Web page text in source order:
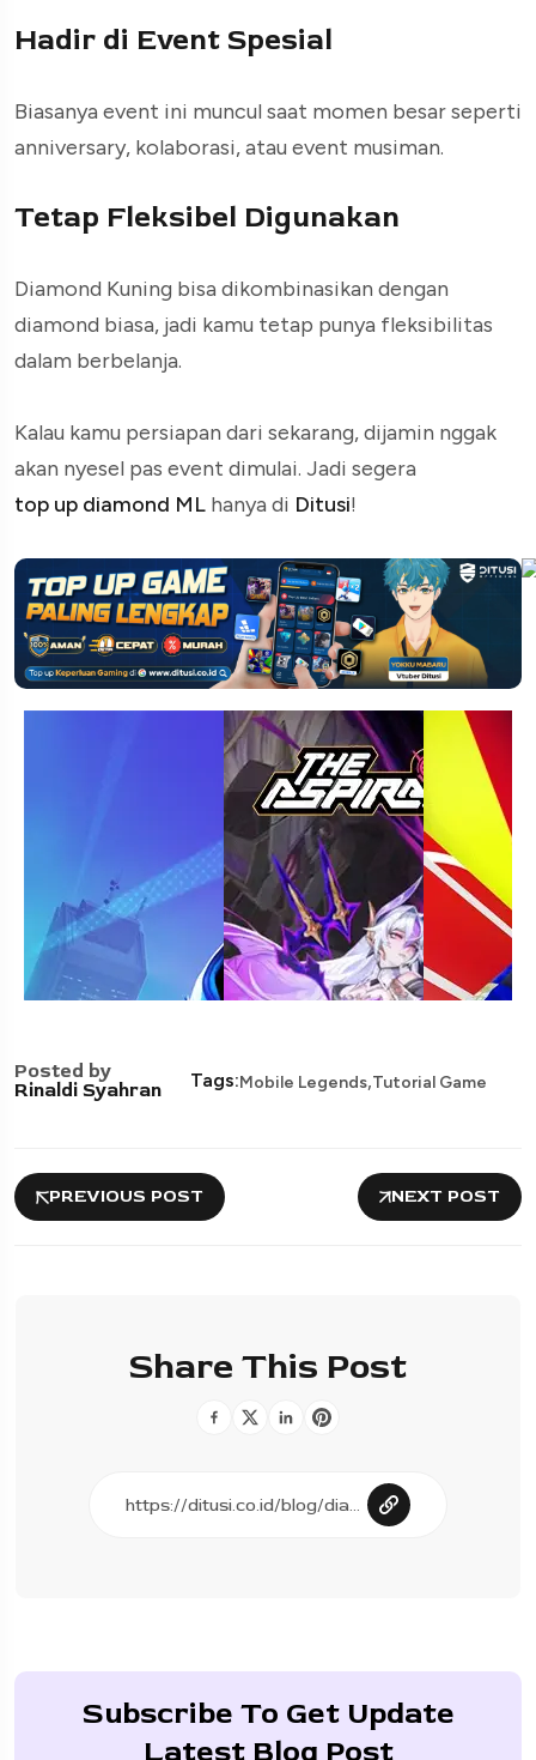
Hadir di Event Spesial
Biasanya event ini muncul saat momen besar seperti
anniversary, kolaborasi, atau event musiman.
Tetap Fleksibel Digunakan
Diamond Kuning bisa dikombinasikan dengan
diamond biasa, jadi kamu tetap punya fleksibilitas
dalam berbelanja.
Kalau kamu persiapan dari sekarang, dijamin nggak
akan nyesel pas event dimulai. Jadi segera
top up diamond ML hanya di Ditusi!
Posted by
Rinaldi Syahran
Tags:Mobile Legends,Tutorial Game
PREVIOUS POST NEXT POST
Share This Post
Subscribe To Get Update